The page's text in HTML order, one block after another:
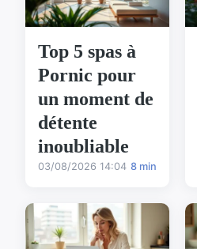
Top 5 spas à
Pornic pour
un moment de
détente
inoubliable
03/08/2026 14:04 8 min